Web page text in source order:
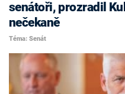
senátoři, prozradil
nečekaně
Téma: Senát